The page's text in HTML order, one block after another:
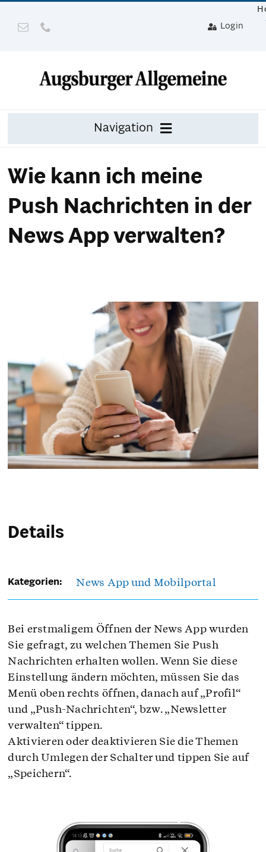
Inhalt
Login
Navigation
Unternehmens-Paket
Mein Konto
Suche
Wie kann ich meine
Push Nachrichten in der
News App verwalten?
Bei erstmaligem Öffnen der News App wurden
Sie gefragt, zu welchen Themen Sie Push
Nachrichten erhalten wollen. Wenn Sie diese
Einstellung ändern möchten, müssen Sie das
Menü oben rechts öffnen, danach auf „Profil“
und „Push-Nachrichten“, bzw. „Newsletter
verwalten“ tippen.
Aktivieren oder deaktivieren Sie die Themen
durch Umlegen der Schalter und tippen Sie auf
„Speichern“.
Details
Kategorien: News App und Mobilportal